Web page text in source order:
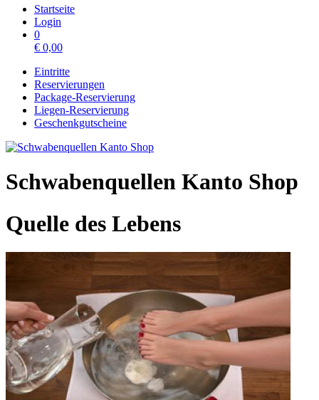
Startseite
Login
0
€ 0,00
Eintritte
Reservierungen
Package-Reservierung
Liegen-Reservierung
Geschenkgutscheine
Schwabenquellen Kanto Shop
Quelle des Lebens